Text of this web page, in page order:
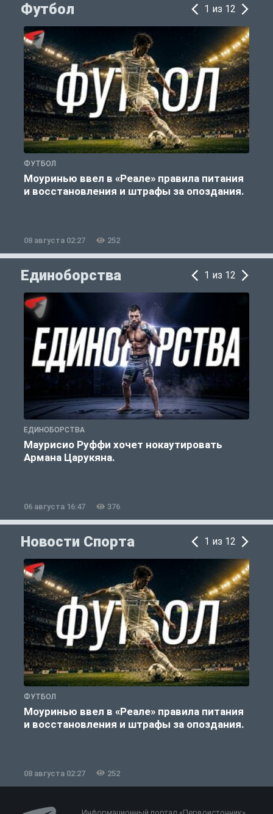
Футбол 1 из 12
ФУТБОЛ
Моуринью ввел в «Реале» правила питания
и восстановления и штрафы за опоздания.
08 августа 02:27 252
Единоборства 1 из 12
ЕДИНОБОРСТВА
Маурисио Руффи хочет нокаутировать
Армана Царукяна.
06 августа 16:47 376
Новости Спорта 1 из 12
ФУТБОЛ
Моуринью ввел в «Реале» правила питания
и восстановления и штрафы за опоздания.
08 августа 02:27 252
Информационный портал «Первоисточник»